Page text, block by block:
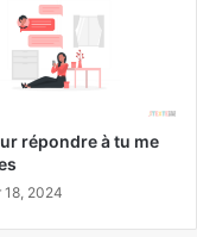
répondre à tu me
18, 2024